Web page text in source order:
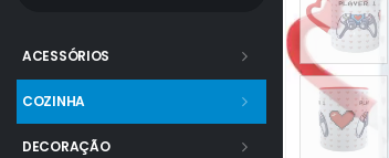
ACESSÓRIOS
COZINHA
DECORAÇÃO